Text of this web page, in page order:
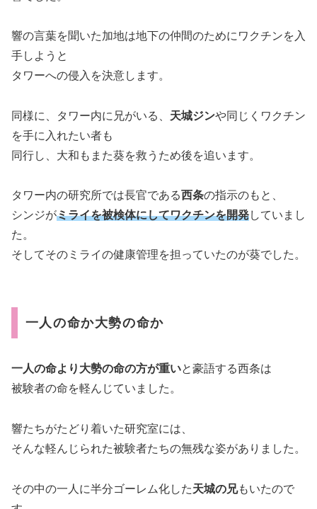
響の言葉を聞いた加地は地下の仲間のためにワクチンを入
手しようと
タワーへの侵入を決意します。
同様に、タワー内に兄がいる、 天城ジンや同じくワクチン
を手に入れたい者も
同行し、大和もまた葵を救うため後を追います。
タワー内の研究所では長官である西条の指示のもと、
シンジがミライを被検体にしてワクチンを開発していまし
た。
そしてそのミライの健康管理を担っていたのが葵でした。
一人の命か大勢の命か
一人の命より大勢の命の方が重いと豪語する西条は
被験者の命を軽んじていました。
響たちがたどり着いた研究室には、
そんな軽んじられた被験者たちの無残な姿がありました。
その中の一人に半分ゴーレム化した天城の兄もいたので